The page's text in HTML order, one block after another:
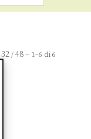
32/48– 1–6 di 6